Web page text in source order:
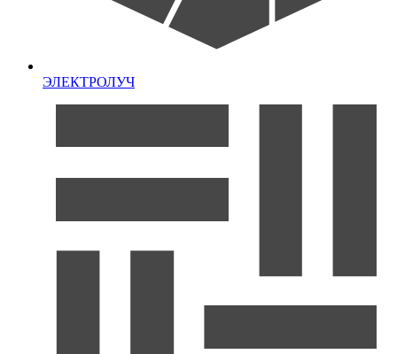
ЭЛЕКТРОЛУЧ